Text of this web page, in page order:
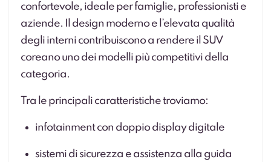
confortevole, ideale per famiglie, professionisti e
aziende. Il design moderno e l’elevata qualità
degli interni contribuiscono a rendere il SUV
coreano uno dei modelli più competitivi della
categoria.
Tra le principali caratteristiche troviamo:
infotainment con doppio display digitale
sistemi di sicurezza e assistenza alla guida